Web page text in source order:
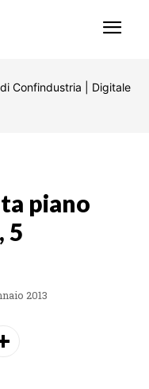
piano
5
2013